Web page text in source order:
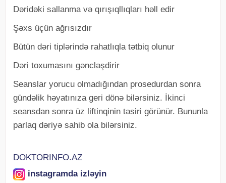
Dəridəki sallanma və qırışıqllıqları həll edir
Şəxs üçün ağrısızdır
Bütün dəri tiplərində rahatlıqla tətbiq olunur
Dəri toxumasını gəncləşdirir
Seanslar yorucu olmadığından prosedurdan sonra
gündəlik həyatınıza geri dönə bilərsiniz. İkinci
seansdan sonra üz liftinqinin təsiri görünür. Bununla
parlaq dəriyə sahib ola bilərsiniz.
DOKTORINFO.AZ
instagramda izləyin